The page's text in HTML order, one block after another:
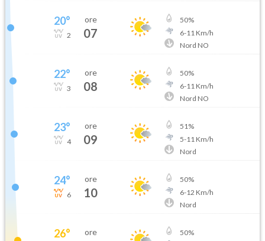
20°
2
ore
07
50%
6-11 Km/h
Nord NO
22°
3
ore
08
50%
6-11 Km/h
Nord NO
23°
4
ore
09
51%
5-11 Km/h
Nord
24°
6
ore
10
50%
6-12 Km/h
Nord
26° ore 50%